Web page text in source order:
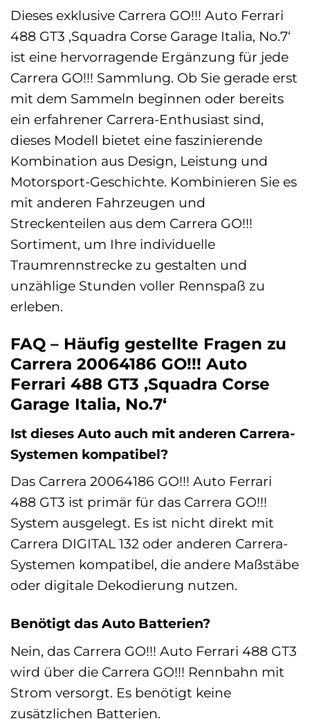
Dieses exklusive Carrera GO!!! Auto Ferrari
488 GT3 ‚Squadra Corse Garage Italia, No.7‘
ist eine hervorragende Ergänzung für jede
Carrera GO!!! Sammlung. Ob Sie gerade erst
mit dem Sammeln beginnen oder bereits
ein erfahrener Carrera-Enthusiast sind,
dieses Modell bietet eine faszinierende
Kombination aus Design, Leistung und
Motorsport-Geschichte. Kombinieren Sie es
mit anderen Fahrzeugen und
Streckenteilen aus dem Carrera GO!!!
Sortiment, um Ihre individuelle
Traumrennstrecke zu gestalten und
unzählige Stunden voller Rennspaß zu
erleben.
FAQ – Häufig gestellte Fragen zu
Carrera 20064186 GO!!! Auto
Ferrari 488 GT3 ‚Squadra Corse
Garage Italia, No.7‘
Ist dieses Auto auch mit anderen Carrera-
Systemen kompatibel?
Das Carrera 20064186 GO!!! Auto Ferrari
488 GT3 ist primär für das Carrera GO!!!
System ausgelegt. Es ist nicht direkt mit
Carrera DIGITAL 132 oder anderen Carrera-
Systemen kompatibel, die andere Maßstäbe
oder digitale Dekodierung nutzen.
Benötigt das Auto Batterien?
Nein, das Carrera GO!!! Auto Ferrari 488 GT3
wird über die Carrera GO!!! Rennbahn mit
Strom versorgt. Es benötigt keine
zusätzlichen Batterien.